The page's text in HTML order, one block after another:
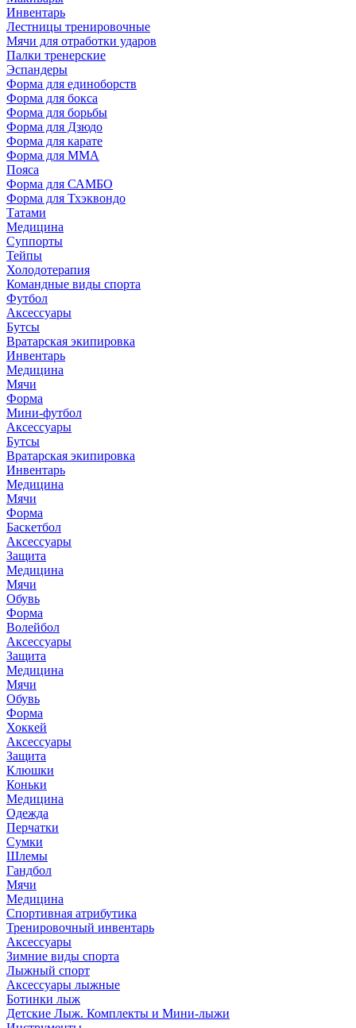
Инвентарь
Лестницы тренировочные
Мячи для отработки ударов
Палки тренерские
Эспандеры
Форма для единоборств
Форма для бокса
Форма для борьбы
Форма для Дзюдо
Форма для карате
Форма для MMA
Пояса
Форма для САМБО
Форма для Тхэквондо
Татами
Медицина
Суппорты
Тейпы
Холодотерапия
Командные виды спорта
Футбол
Аксессуары
Бутсы
Вратарская экипировка
Инвентарь
Медицина
Мячи
Форма
Мини-футбол
Аксессуары
Бутсы
Вратарская экипировка
Инвентарь
Медицина
Мячи
Форма
Баскетбол
Аксессуары
Защита
Медицина
Мячи
Обувь
Форма
Волейбол
Аксессуары
Защита
Медицина
Мячи
Обувь
Форма
Хоккей
Аксессуары
Защита
Клюшки
Коньки
Медицина
Одежда
Перчатки
Сумки
Шлемы
Гандбол
Мячи
Медицина
Спортивная атрибутика
Тренировочный инвентарь
Аксессуары
Зимние виды спорта
Лыжный спорт
Аксессуары лыжные
Ботинки лыж
Детские Лыж. Комплекты и Мини-лыжи